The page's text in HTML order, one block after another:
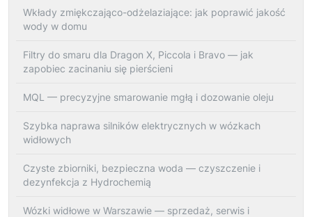
Wkłady zmiękczająco-odżelaziające: jak poprawić jakość
wody w domu
Filtry do smaru dla Dragon X, Piccola i Bravo — jak
zapobiec zacinaniu się pierścieni
MQL — precyzyjne smarowanie mgłą i dozowanie oleju
Szybka naprawa silników elektrycznych w wózkach
widłowych
Czyste zbiorniki, bezpieczna woda — czyszczenie i
dezynfekcja z Hydrochemią
Wózki widłowe w Warszawie — sprzedaż, serwis i